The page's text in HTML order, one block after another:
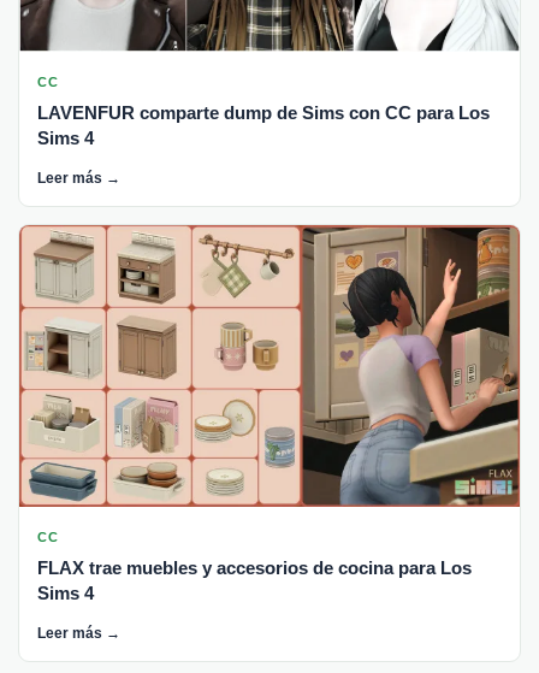
CC
LAVENFUR comparte dump de Sims con CC para Los
Sims 4
Leer más →
CC
FLAX trae muebles y accesorios de cocina para Los
Sims 4
Leer más →